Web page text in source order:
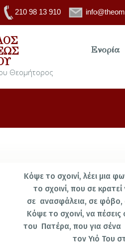
210 98 13 910
Θεομήτορος
Ενορία
Κόψε το σχοινί, λέει μια
το σχοινί, που σε
σε ανασφάλεια, σε φόβο,
Κόψε το σχοινί, να
του Πατέρα, που για σένα
τον Υιό Του